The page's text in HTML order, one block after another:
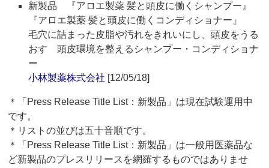
新製品 『アロエ製薬 髪と頭皮に働くシャンプー』
『アロエ製薬 髪と頭皮に働くコンディショナー』
毛穴に詰まった皮脂や汚れをきれいにし、頭皮をうる
おす 頭皮環境を整えるシャンプー・コンディショナ
ー
小林製薬株式会社 [12/05/18]
＊「Press Release Title List：新製品」は現在試験運用中
です。
＊リストの並びは五十音順です。
＊「Press Release Title List：新製品」は一般用医薬品な
ど新製品のプレスリリースを網羅するものではありませ